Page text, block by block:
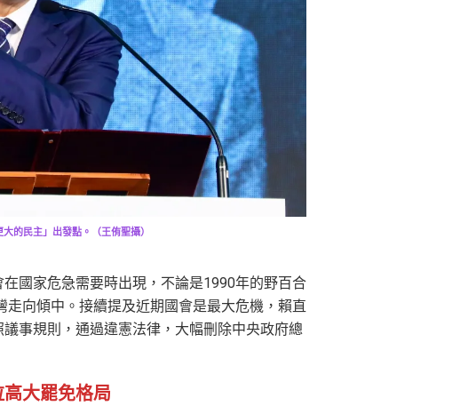
的民主」出發點。（王侑聖攝）
國家危急需要時出現，不論是1990年的野百合
向傾中。接續提及近期國會是最大危機，賴直
事規則，通過違憲法律，大幅刪除中央政府總
大罷免格局